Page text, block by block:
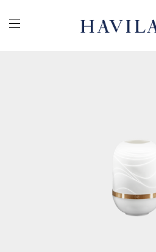
Ouvrir